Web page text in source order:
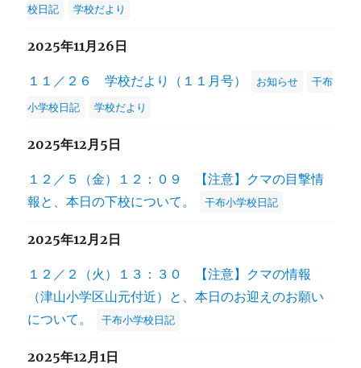
校日記
学校だより
2025年11月26日
１１／２６ 学校だより（１１月号） お知らせ
干布
小学校日記
学校だより
2025年12月5日
１２／５（金）１２：０９ 【注意】クマの目撃情
報と、本日の下校について。
干布小学校日記
2025年12月2日
１２／２（火）１３：３０ 【注意】クマの情報
（津山小学区山元付近）と、本日のお迎えのお願い
について。
干布小学校日記
2025年12月1日